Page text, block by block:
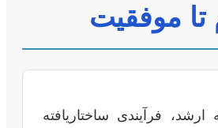
تا موفقیت
ارشد، فرآیندی ساختاریافته